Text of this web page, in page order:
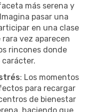
más serena y
pasar una
en una clase
vez aparecen
rincones donde
: Los momentos
para recargar
de bienestar